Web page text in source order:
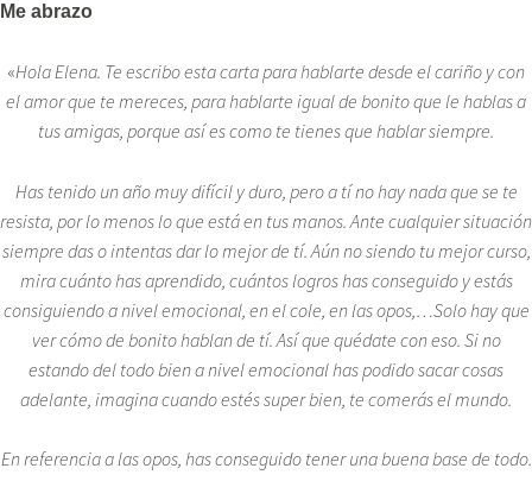
Me abrazo
«Hola Elena. Te escribo esta carta para hablarte desde el cariño y con
el amor que te mereces, para hablarte igual de bonito que le hablas a
tus amigas, porque así es como te tienes que hablar siempre.
Has tenido un año muy difícil y duro, pero a tí no hay nada que se te
resista, por lo menos lo que está en tus manos. Ante cualquier situación
siempre das o intentas dar lo mejor de tí. Aún no siendo tu mejor curso,
mira cuánto has aprendido, cuántos logros has conseguido y estás
consiguiendo a nivel emocional, en el cole, en las opos,…Solo hay que
ver cómo de bonito hablan de tí. Así que quédate con eso. Si no
estando del todo bien a nivel emocional has podido sacar cosas
adelante, imagina cuando estés super bien, te comerás el mundo.
En referencia a las opos, has conseguido tener una buena base de todo.